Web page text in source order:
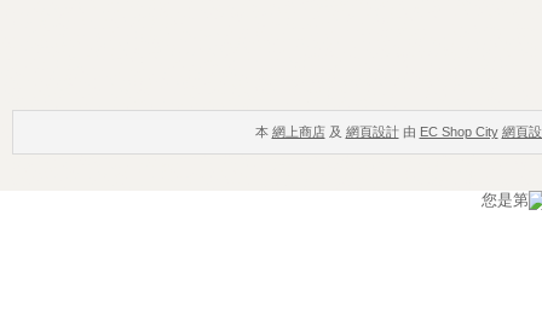
本 網上商店 及 網頁設計由 EC Shop City 網頁
您是第